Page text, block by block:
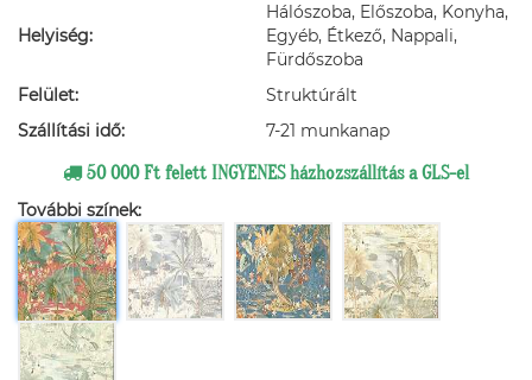
Helyiség:
Hálószoba, Előszoba, Konyha,
Egyéb, Étkező, Nappali,
Fürdőszoba
Felület:
Struktúrált
Szállítási idő:
7-21 munkanap
50 000 Ft felett INGYENES házhozszállítás a GLS-el
További színek: